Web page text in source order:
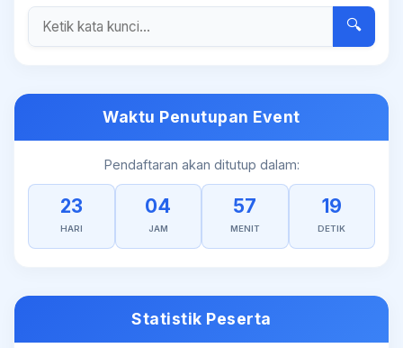
🔍
Waktu Penutupan Event
Pendaftaran akan ditutup dalam:
23
HARI
04
JAM
57
MENIT
19
DETIK
Statistik Peserta